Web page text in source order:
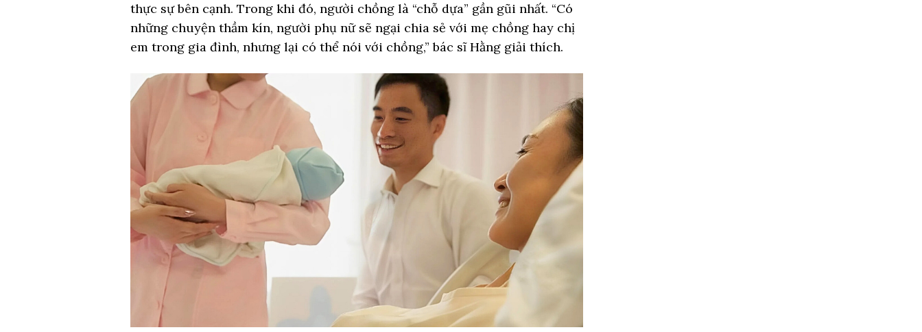
thực sự bên cạnh. Trong khi đó, người chồng là “chỗ dựa” gần gũi nhất. “Có
những chuyện thầm kín, người phụ nữ sẽ ngại chia sẻ với mẹ chồng hay chị
em trong gia đình, nhưng lại có thể nói với chồng,” bác sĩ Hằng giải thích.